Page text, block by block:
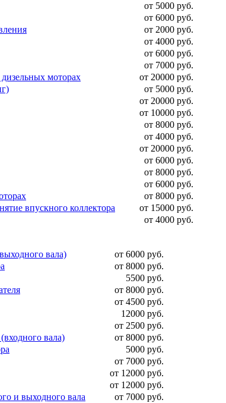
от 5000 руб.
от 6000 руб.
от 2000 руб.
от 4000 руб.
от 6000 руб.
от 7000 руб.
моторах
от 20000 руб.
от 5000 руб.
от 20000 руб.
от 10000 руб.
от 8000 руб.
от 4000 руб.
от 20000 руб.
от 6000 руб.
от 8000 руб.
от 6000 руб.
от 8000 руб.
впускного коллектора
от 15000 руб.
от 4000 руб.
вала)
от 6000 руб.
от 8000 руб.
5500 руб.
от 8000 руб.
от 4500 руб.
12000 руб.
от 2500 руб.
вала)
от 8000 руб.
5000 руб.
от 7000 руб.
от 12000 руб.
от 12000 руб.
и выходного вала
от 7000 руб.